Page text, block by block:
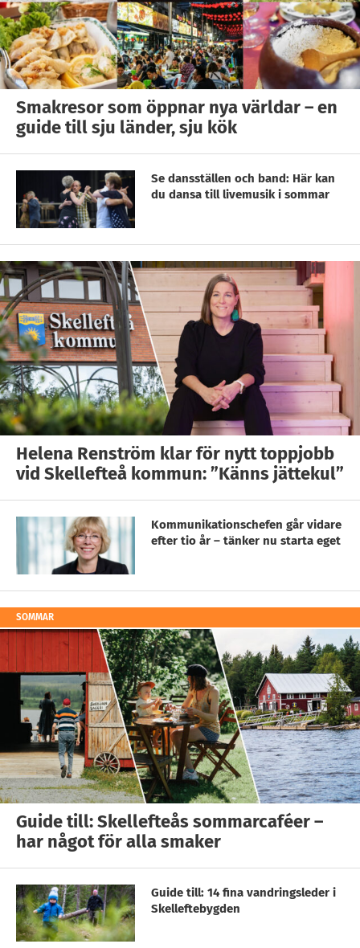
Smakresor som öppnar nya världar – en
guide till sju länder, sju kök
Se dansställen och band: Här kan
du dansa till livemusik i sommar
Helena Renström klar för nytt toppjobb
vid Skellefteå kommun: ”Känns jättekul”
Kommunikationschefen går vidare
efter tio år – tänker nu starta eget
SOMMAR
Guide till: Skellefteås sommarcaféer –
har något för alla smaker
Guide till: 14 fina vandringsleder i
Skelleftebygden